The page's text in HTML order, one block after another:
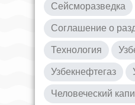
Сейсморазведка
Соглашение о
Технология
Узбекнефтегаз
Человеческий